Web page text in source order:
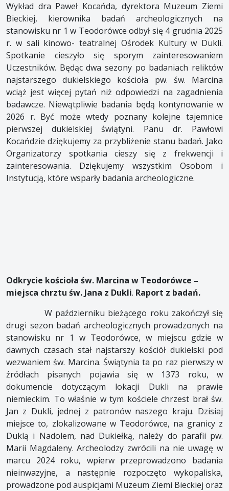
Wykład dra Paweł Kocańda, dyrektora Muzeum Ziemi
Bieckiej, kierownika badań archeologicznych na
stanowisku nr 1 w Teodorówce odbył się 4 grudnia 2025
r. w sali kinowo- teatralnej Ośrodek Kultury w Dukli.
Spotkanie cieszyło się sporym zainteresowaniem
Uczestników. Będąc dwa sezony po badaniach reliktów
najstarszego dukielskiego kościoła pw. św. Marcina
wciąż jest więcej pytań niż odpowiedzi na zagadnienia
badawcze. Niewątpliwie badania będą kontynowanie w
2026 r. Być może wtedy poznany kolejne tajemnice
pierwszej dukielskiej świątyni. Panu dr. Pawłowi
Kocańdzie dziękujemy za przybliżenie stanu badań. Jako
Organizatorzy spotkania cieszy się z frekwencji i
zainteresowania. Dziękujemy wszystkim Osobom i
Instytucją, które wsparły badania archeologiczne.
Odkrycie kościoła św. Marcina w Teodorówce –
miejsca chrztu św. Jana z Dukli. Raport z badań.
W październiku bieżącego roku zakończył się
drugi sezon badań archeologicznych prowadzonych na
stanowisku nr 1 w Teodorówce, w miejscu gdzie w
dawnych czasach stał najstarszy kościół dukielski pod
wezwaniem św. Marcina. Świątynia ta po raz pierwszy w
źródłach pisanych pojawia się w 1373 roku, w
dokumencie dotyczącym lokacji Dukli na prawie
niemieckim. To właśnie w tym kościele chrzest brał św.
Jan z Dukli, jednej z patronów naszego kraju. Dzisiaj
miejsce to, zlokalizowane w Teodorówce, na granicy z
Duklą i Nadolem, nad Dukiełką, należy do parafii pw.
Marii Magdaleny. Archeolodzy zwrócili na nie uwagę w
marcu 2024 roku, wpierw przeprowadzono badania
nieinwazyjne, a następnie rozpoczęto wykopaliska,
prowadzone pod auspicjami Muzeum Ziemi Bieckiej oraz